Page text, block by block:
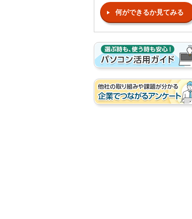
何ができるか見てみる